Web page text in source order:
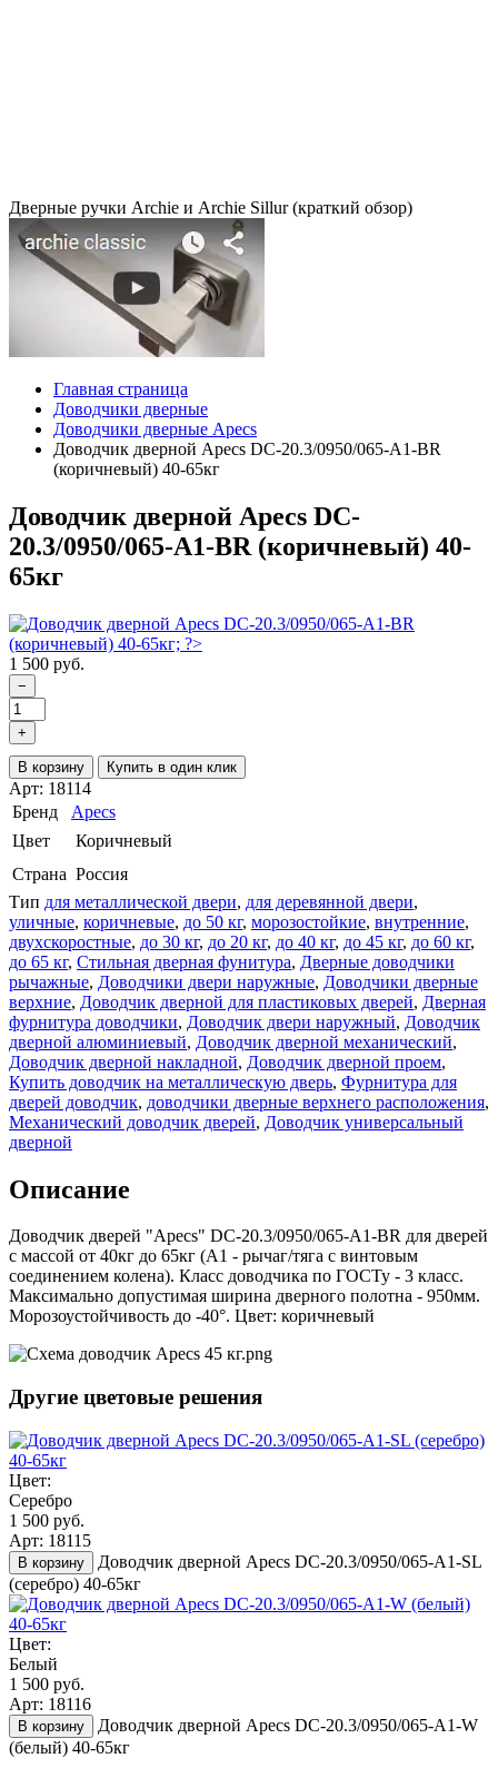
Дверные ручки Archie и Archie Sillur (краткий обзор)
Главная страница
Доводчики дверные
Доводчики дверные Apecs
Доводчик дверной Apecs DC-20.3/0950/065-A1-BR
(коричневый) 40-65кг
Доводчик дверной Apecs DC-
20.3/0950/065-A1-BR (коричневый) 40-
65кг
1 500 руб.
−
+
В корзину Купить в один клик
Арт: 18114
Бренд
Apecs
Цвет
Коричневый
Страна Россия
Тип для металлической двери, для деревянной двери,
уличные, коричневые, до 50 кг, морозостойкие, внутренние,
двухскоростные, до 30 кг, до 20 кг, до 40 кг, до 45 кг, до 60 кг,
до 65 кг, Стильная дверная фунитура, Дверные доводчики
рычажные, Доводчики двери наружные, Доводчики дверные
верхние, Доводчик дверной для пластиковых дверей, Дверная
фурнитура доводчики, Доводчик двери наружный, Доводчик
дверной алюминиевый, Доводчик дверной механический,
Доводчик дверной накладной, Доводчик дверной проем,
Купить доводчик на металлическую дверь, Фурнитура для
дверей доводчик, доводчики дверные верхнего расположения,
Механический доводчик дверей, Доводчик универсальный
дверной
Описание
Доводчик дверей "Apecs" DC-20.3/0950/065-A1-BR для дверей
с массой от 40кг до 65кг (А1 - рычаг/тяга с винтовым
соединением колена). Класс доводчика по ГОСТу - 3 класс.
Максимально допустимая ширина дверного полотна - 950мм.
Морозоустойчивость до -40°. Цвет: коричневый
Другие цветовые решения
Цвет:
Серебро
1 500 руб.
Арт: 18115
В корзину
Доводчик дверной Apecs DC-20.3/0950/065-A1-SL
(серебро) 40-65кг
Цвет:
Белый
1 500 руб.
Арт: 18116
В корзину
Доводчик дверной Apecs DC-20.3/0950/065-A1-W
(белый) 40-65кг